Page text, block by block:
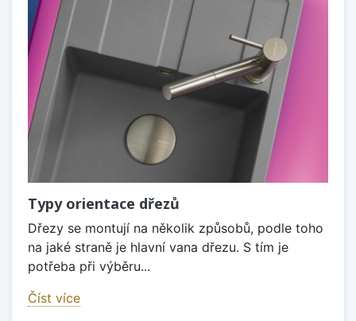
Typy orientace dřezů
Dřezy se montují na několik způsobů, podle toho
na jaké straně je hlavní vana dřezu. S tím je
potřeba při výběru...
Číst více